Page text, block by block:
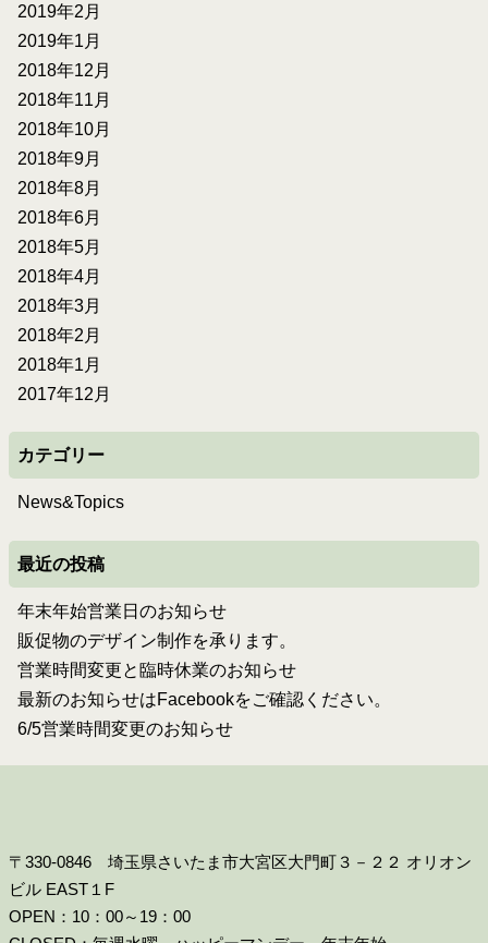
2019年2月
2019年1月
2018年12月
2018年11月
2018年10月
2018年9月
2018年8月
2018年6月
2018年5月
2018年4月
2018年3月
2018年2月
2018年1月
2017年12月
カテゴリー
News&Topics
最近の投稿
年末年始営業日のお知らせ
販促物のデザイン制作を承ります。
営業時間変更と臨時休業のお知らせ
最新のお知らせはFacebookをご確認ください。
6/5営業時間変更のお知らせ
〒330-0846 埼玉県さいたま市大宮区大門町３－２２ オリオン
ビル EAST１F
OPEN：10：00～19：00